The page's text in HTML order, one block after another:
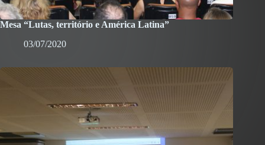
Mesa “Lutas, território e América Latina”
03/07/2020